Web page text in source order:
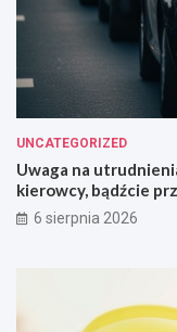
UNCATEGORIZED
Uwaga na
kierowcy, bądźcie
6 sierpnia 2026